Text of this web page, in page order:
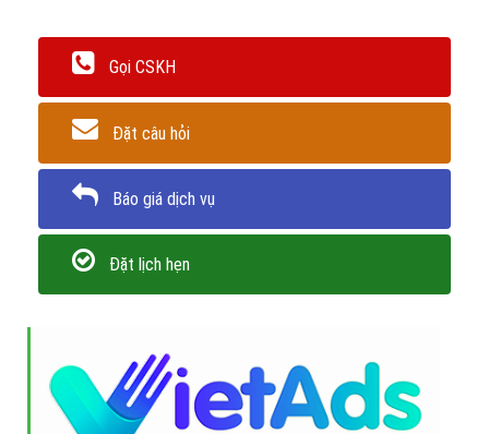
Gọi CSKH
Đặt câu hỏi
Báo giá dịch vụ
Đặt lịch hẹn